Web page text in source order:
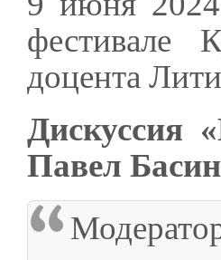
фестивале
доцента
Дискуссия
Павел